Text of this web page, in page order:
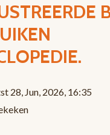
28, Jun, 2026, 16:35